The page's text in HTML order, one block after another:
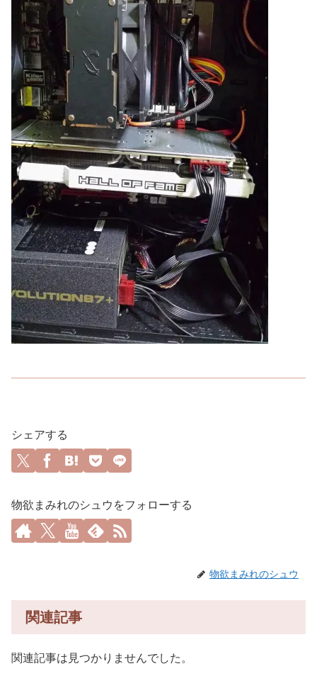
シェアする
物欲まみれのシュウをフォローする
物欲まみれのシュウ
関連記事
関連記事は見つかりませんでした。